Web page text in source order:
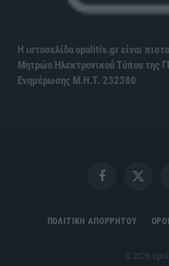
Η ιστοσελίδα opolitis.gr είναι
Μητρώο Ηλεκτρονικού Τύπου της
Ενημέρωσης Μ.Η.Τ. 232380
FacebookX
ΠΟΛΙΤΙΚΗ ΑΠΟΡΡΗΤΟΥ
© 2026